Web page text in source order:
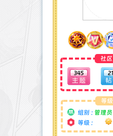
社
345
等
组别 : 管理员
等级 :